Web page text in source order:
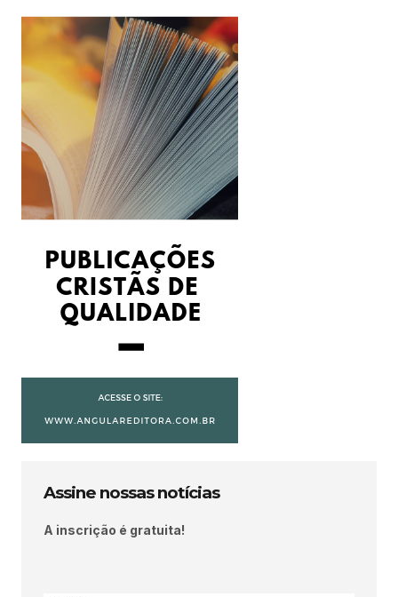
Assine nossas notícias
A inscrição é gratuita!